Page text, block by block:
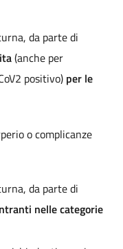
da parte di
(anche per
positivo) per le
o complicanze
da parte di
nelle categorie